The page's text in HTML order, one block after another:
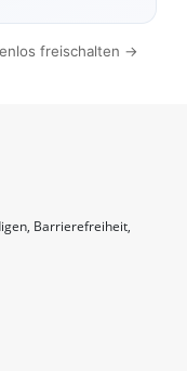
freischalten →
Barrierefreiheit